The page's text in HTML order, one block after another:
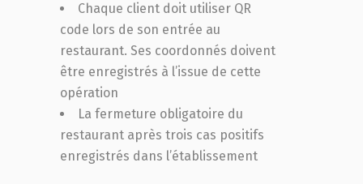
Chaque client doit utiliser QR
code lors de son entrée au
restaurant. Ses coordonnés doivent
être enregistrés à l’issue de cette
opération
La fermeture obligatoire du
restaurant après trois cas positifs
enregistrés dans l’établissement